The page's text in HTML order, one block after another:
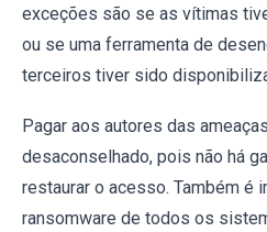
exceções são se as vítimas
ou se uma ferramenta de
terceiros tiver sido
Pagar aos autores das
desaconselhado, pois não há
restaurar o acesso. Também é
ransomware de todos os